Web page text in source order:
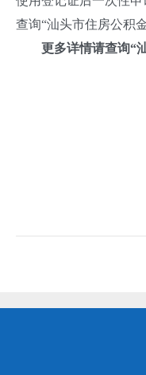
查询“汕头市住房公积
更多详情请查询“